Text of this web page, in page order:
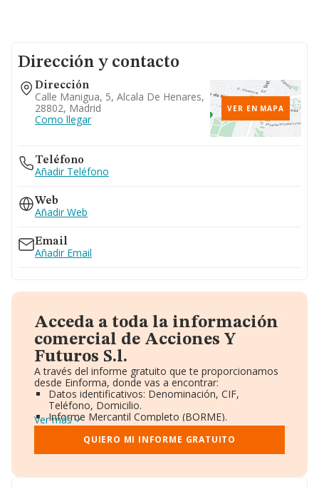
Dirección y contacto
Dirección
Calle Manigua, 5, Alcala De Henares,
28802, Madrid
Como llegar
VER EN MAPA
Teléfono
Añadir Teléfono
Web
Añadir Web
Email
Añadir Email
Acceda a toda la información
comercial de Acciones Y
Futuros S.l.
A través del informe gratuito que te proporcionamos
desde Einforma, donde vas a encontrar:
Datos identificativos: Denominación, CIF,
Teléfono, Domicilio.
Informe Mercantil Completo (BORME).
Gráficos de Evolución Ventas y Empleados.
Consejo de Administración y Administradores.
Directivos y Ejecutivos.
Ver más
QUIERO MI INFORME GRATUITO